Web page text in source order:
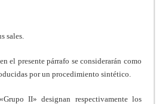
sales.
el presente párrafo se considerarán como
por un procedimiento sintético.
II» designan respectivamente los